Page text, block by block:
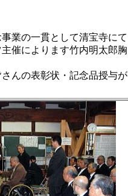
業の一貫として清宝寺にて
催によります竹内明太郎胸
んの表彰状・記念品授与が